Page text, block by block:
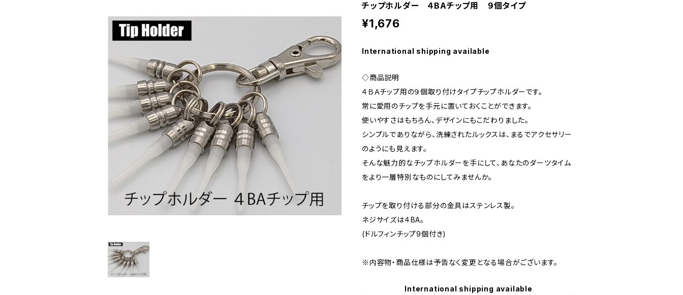
チップホルダー ４BAチップ用 ９個タイプ
¥1,676
International shipping available
◇商品説明
４ＢＡチップ用の９個取り付けタイプチップホルダーです。
常に愛用のチップを手元に置いておくことができます。
使いやすさはもちろん、デザインにもこだわりました。
シンプルでありながら、洗練されたルックスは、まるでアクセサリー
のようにも見えます。
そんな魅力的なチップホルダーを手にして、あなたのダーツタイム
をより一層特別なものにしてみませんか。
チップを取り付ける部分の金具はステンレス製。
ネジサイズは４BA。
(ドルフィンチップ9個付き)
※内容物・商品仕様は予告なく変更となる場合がございます。
International shipping available